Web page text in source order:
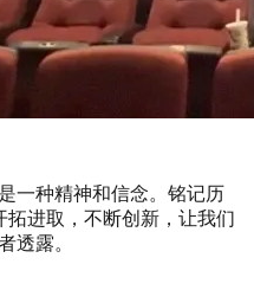
一种精神和信念。铭记历
拓进取，不断创新，让我们
透露。